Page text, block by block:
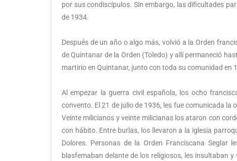
por sus condiscípulos. Sin embargo, las dificultades
de 1934.
Después de un año o algo más, volvió a la Orden
de Quintanar de la Orden (Toledo) y allí permaneció
martirio en Quintanar, junto con toda su comunidad en
Al empezar la guerra civil española, los ocho
convento. El 21 de julio de 1936, les fue comunicada la
Veinte milicianos y veinte milicianas los ataron con
con hábito. Entre burlas, los llevaron a la iglesia
Dolores. Personas de la Orden Franciscana Seglar
blasfemaban delante de los religiosos, les insultaban